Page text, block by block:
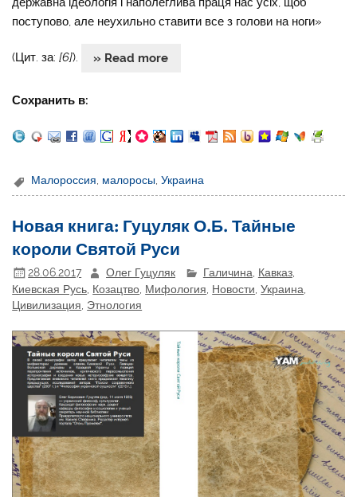
поступово, але неухильно ставити все з голови на ноги»
(Цит. за:[6]). » Read more
Сохранить в:
Малороссия малоросы ,Украина
Новая книга: Гуцуляк О.Б. Тайные
короли Святой Руси
28.06.2017 Олег Гуцуляк Галичина Кавказ,
Киевская Русь, Козацтво, Мифология, Новости,Украина,
Цивилизация, Этнология